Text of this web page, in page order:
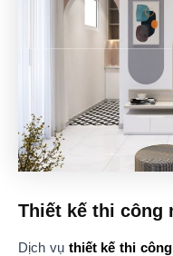
Thiết kế thi công
Dịch vụ thiết kế thi